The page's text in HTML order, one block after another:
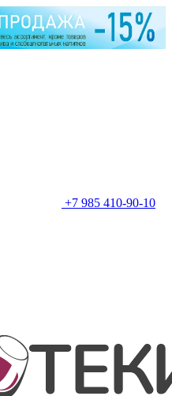
+7 985 410-90-10